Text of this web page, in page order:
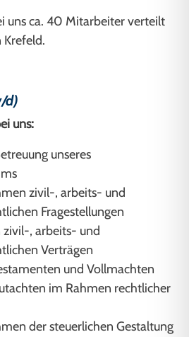
uns ca. 40 Mitarbeiter verteilt
d)
uns:
unseres
zivil-, arbeits- und
Fragestellungen
zivil-, arbeits- und
Verträgen
und Vollmachten
im Rahmen rechtlicher
der steuerlichen Gestaltung